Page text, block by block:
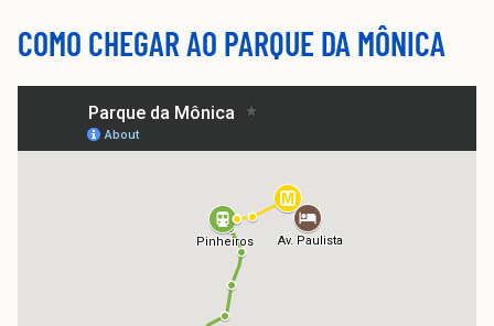
COMO CHEGAR AO PARQUE DA MÔNICA